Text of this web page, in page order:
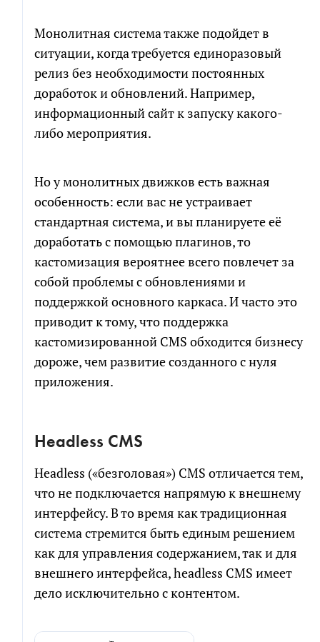
Монолитная система также подойдет в
ситуации, когда требуется единоразовый
релиз без необходимости постоянных
доработок и обновлений. Например,
информационный сайт к запуску какого-
либо мероприятия.
Но у монолитных движков есть важная
особенность: если вас не устраивает
стандартная система, и вы планируете её
доработать с помощью плагинов, то
кастомизация вероятнее всего повлечет за
собой проблемы с обновлениями и
поддержкой основного каркаса. И часто это
приводит к тому, что поддержка
кастомизированной CMS обходится бизнесу
дороже, чем развитие созданного с нуля
приложения.
Headless CMS
Headless («безголовая») CMS отличается тем,
что не подключается напрямую к внешнему
интерфейсу. В то время как традиционная
система стремится быть единым решением
как для управления содержанием, так и для
внешнего интерфейса, headless CMS имеет
дело исключительно с контентом.